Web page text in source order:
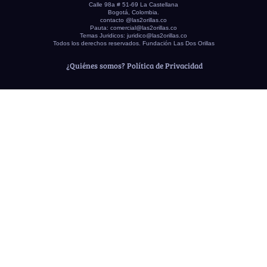
Calle 98a # 51-69 La Castellana
Bogotá, Colombia.
contacto @las2orillas.co
Pauta: comercial@las2orillas.co
Temas Juridicos: juridico@las2orillas.co
Todos los derechos reservados. Fundación Las Dos Orillas
¿Quiénes somos? Política de Privacidad